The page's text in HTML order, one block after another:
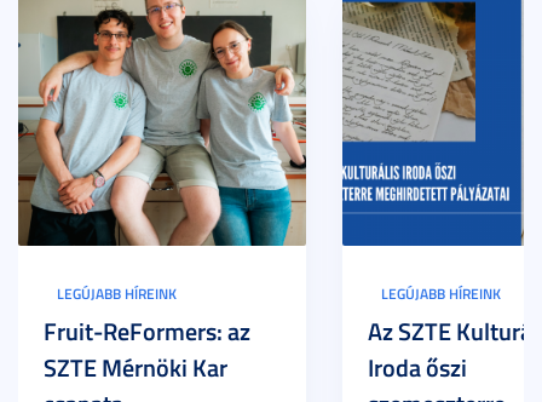
LEGÚJABB HÍREINK
Fruit-ReFormers: az
SZTE Mérnöki Kar
LEGÚJABB HÍREINK
Az SZTE
Iroda őszi